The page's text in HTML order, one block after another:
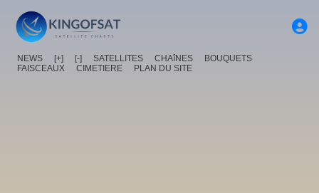
NEWS [+] [-] SATELLITES CHAîNES
BOUQUETS
FAISCEAUX
CIMETIERE PLAN DU SITE